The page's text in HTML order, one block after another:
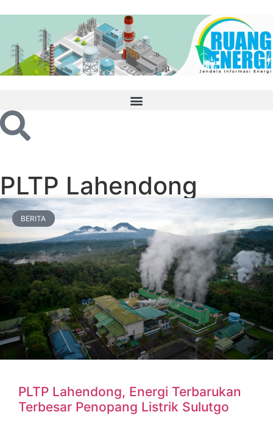
PLTP Lahendong
BERITA
PLTP Lahendong, Energi Terbarukan
Terbesar Penopang Listrik Sulutgo